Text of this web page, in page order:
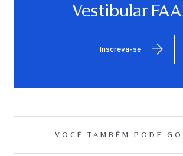
Vestibular
Inscreva-se
VOCÊ TAMBÉM PODE